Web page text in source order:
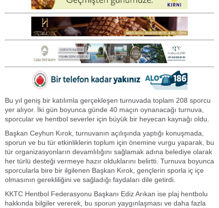
Bu yıl geniş bir katılımla gerçekleşen turnuvada toplam 208 sporcu
yer alıyor. İki gün boyunca günde 40 maçın oynanacağı turnuva,
sporcular ve hentbol severler için büyük bir heyecan kaynağı oldu.
Başkan Ceyhun Kırok, turnuvanın açılışında yaptığı konuşmada,
sporun ve bu tür etkinliklerin toplum için önemine vurgu yaparak, bu
tür organizasyonların devamlılığını sağlamak adına belediye olarak
her türlü desteği vermeye hazır olduklarını belirtti. Turnuva boyunca
sporcularla bire bir ilgilenen Başkan Kırok, gençlerin sporla iç içe
olmasının gerekliliğini ve sağladığı faydaları dile getirdi.
KKTC Hentbol Federasyonu Başkanı Ediz Arıkan ise plaj hentbolu
hakkında bilgiler vererek, bu sporun yaygınlaşması ve daha fazla